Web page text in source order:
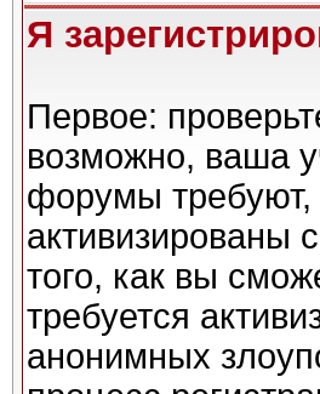
Я
Первое:
возможно, ваша
форумы требуют,
активизированы
того, как вы
требуется
анонимных